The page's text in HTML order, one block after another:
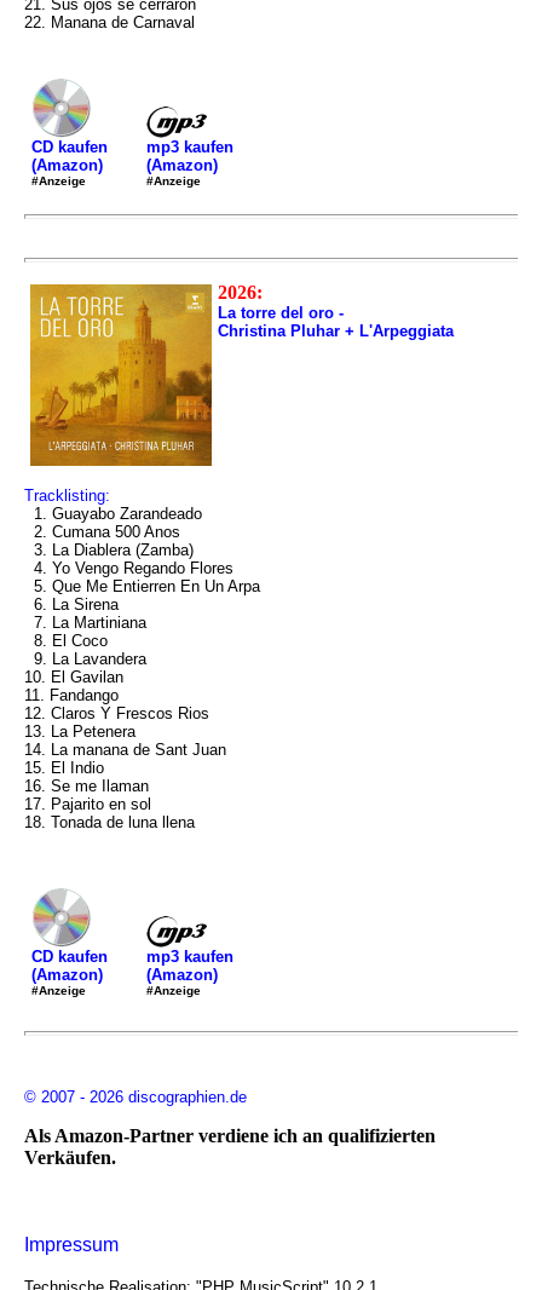
21. Sus ojos se cerraron
22. Manana de Carnaval
CD kaufen
(Amazon)
#Anzeige
mp3 kaufen
(Amazon)
#Anzeige
2026:
La torre del oro -
Christina Pluhar + L'Arpeggiata
Tracklisting:
1. Guayabo Zarandeado
2. Cumana 500 Anos
3. La Diablera (Zamba)
4. Yo Vengo Regando Flores
5. Que Me Entierren En Un Arpa
6. La Sirena
7. La Martiniana
8. El Coco
9. La Lavandera
10. El Gavilan
11. Fandango
12. Claros Y Frescos Rios
13. La Petenera
14. La manana de Sant Juan
15. El Indio
16. Se me Ilaman
17. Pajarito en sol
18. Tonada de luna llena
CD kaufen
(Amazon)
#Anzeige
mp3 kaufen
(Amazon)
#Anzeige
© 2007 - 2026 discographien.de
Als Amazon-Partner verdiene ich an qualifizierten
Verkäufen.
Impressum